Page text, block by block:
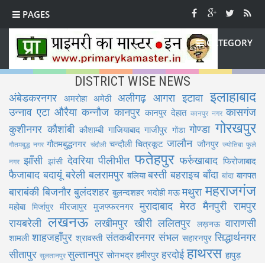
PAGES
CATEGORY
DISTRICT WISE NEWS
अंबेडकरनगर अमरोहा अमेठी अलीगढ़ आगरा इटावा इलाहाबाद
उन्नाव एटा औरैया कन्नौज कानपुर कानपुर देहात कानपुर नगर कासगंज
कुशीनगर कौशांबी कौशाम्बी गाजियाबाद गाजीपुर गोंडा गोण्डा गोरखपुर
गौतमबुद्ध नगर गौतमबुद्धनगर चंदौली चन्दौली चित्रकूट जालौन जौनपुर ज्योतिबा फुले
नगर झाँसी झांसी देवरिया पीलीभीत फतेहपुर फर्रुखाबाद फिरोजाबाद
फैजाबाद बदायूं बरेली बलरामपुर बलिया बस्ती बहराइच बाँदा बांदा बागपत
बाराबंकी बिजनौर बुलंदशहर बुलन्दशहर भदोही मऊ मथुरा महराजगंज
महोबा मिर्जापुर मीरजापुर मुजफ्फरनगर मुरादाबाद मेरठ मैनपुरी रामपुर
रायबरेली लखनऊ लखीमपुर खीरी ललितपुर लख़नऊ वाराणसी
शामली शाहजहाँपुर श्रावस्ती संतकबीरनगर संभल सहारनपुर सिद्धार्थनगर
सीतापुर सुलतानपुरसुल्तानपुर सोनभद्र हमीरपुर हरदोई हाथरस हापुड़